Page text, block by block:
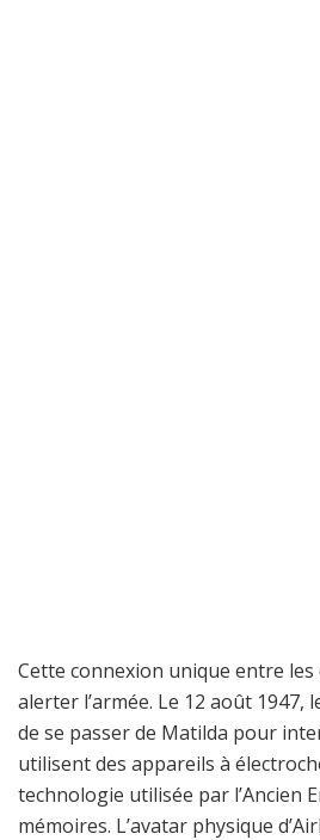
Cette connexion unique entre
alerter l’armée. Le 12 août 1947,
de se passer de Matilda pour
utilisent des appareils à
technologie utilisée par l’Ancien
mémoires. L’avatar physique